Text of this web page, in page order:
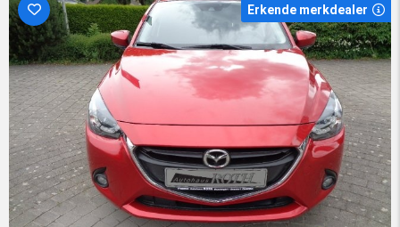
Erkende merkdealer